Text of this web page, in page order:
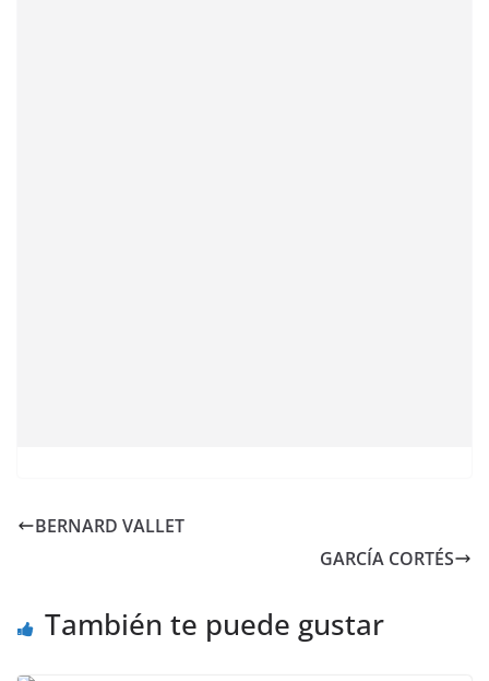
BERNARD VALLET
GARCÍA CORTÉS
También te puede gustar